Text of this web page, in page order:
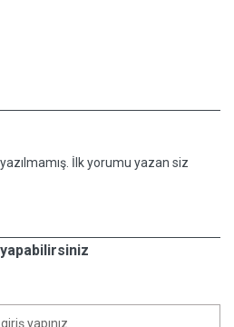
İlk yorumu yazan siz